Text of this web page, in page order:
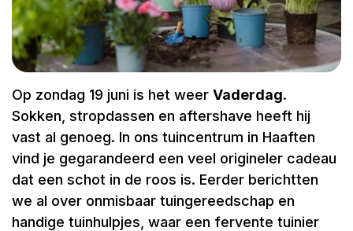
Op zondag 19 juni is het weer Vaderdag.
Sokken, stropdassen en aftershave heeft hij
vast al genoeg. In ons tuincentrum in Haaften
vind je gegarandeerd een veel origineler cadeau
dat een schot in de roos is. Eerder berichtten
we al over onmisbaar tuingereedschap en
handige tuinhulpjes, waar een fervente tuinier